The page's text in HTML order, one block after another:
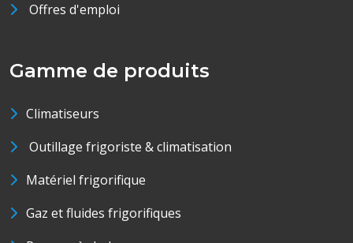
Offres d'emploi
Gamme de produits
Climatiseurs
Outillage frigoriste & climatisation
Matériel frigorifique
Gaz et fluides frigorifiques